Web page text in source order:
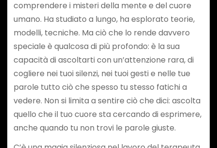
comprendere i misteri della mente e del cuore
umano. Ha studiato a lungo, ha esplorato teorie,
modelli, tecniche. Ma ciò che lo rende davvero
speciale è qualcosa di più profondo: è la sua
capacità di ascoltarti con un’attenzione rara, di
cogliere nei tuoi silenzi, nei tuoi gesti e nelle tue
parole tutto ciò che spesso tu stesso fatichi a
vedere. Non si limita a sentire ciò che dici: ascolta
quello che il tuo cuore sta cercando di esprimere,
anche quando tu non trovi le parole giuste.